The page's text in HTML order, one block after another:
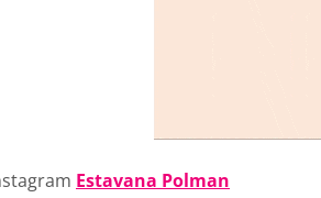
Estavana Polman